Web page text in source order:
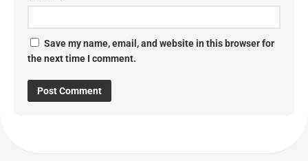
Save my name, email, and website in this browser for
the next time I comment.